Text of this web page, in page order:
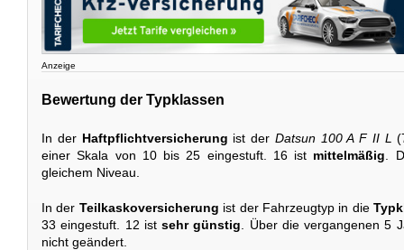
Anzeige
Bewertung der Typklassen
In der Haftpflichtversicherung ist der Datsun 100 A F II L
einer Skala von 10 bis 25 eingestuft. 16 ist mittelmäßig .
gleichem Niveau.
In der Teilkaskoversicherung ist der Fahrzeugtyp in die
33 eingestuft. 12 istsehr günstig . Über die vergangenen 5
nicht geändert.